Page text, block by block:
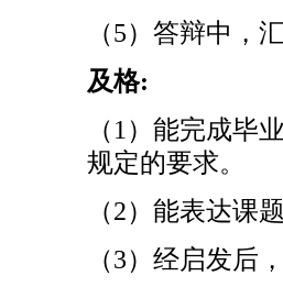
（5）答辩中，
及格:
（1）能完成毕
规定的要求。
（2）能表达课
（3）经启发后